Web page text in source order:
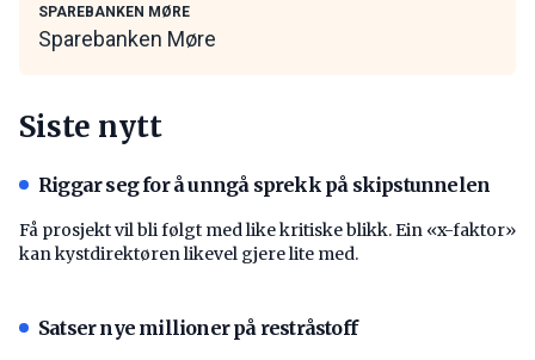
SPAREBANKEN MØRE
Sparebanken Møre
Siste nytt
Riggar seg for å unngå sprekk på skipstunnelen
Få prosjekt vil bli følgt med like kritiske blikk. Ein «x-faktor»
kan kystdirektøren likevel gjere lite med.
Satser nye millioner på restråstoff